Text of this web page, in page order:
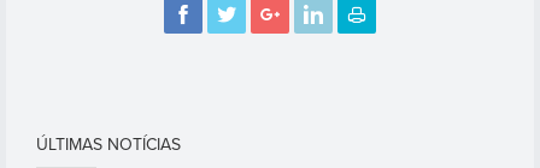
ÚLTIMAS NOTÍCIAS